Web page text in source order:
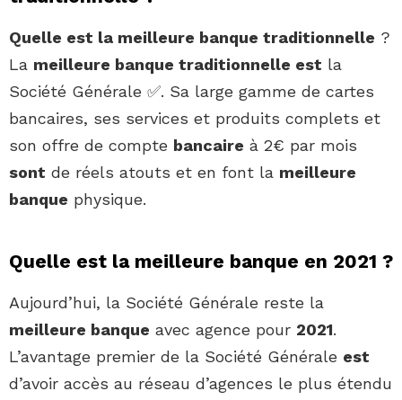
Quelle est la meilleure banque traditionnelle ?
La meilleure banque traditionnelle est la
Société Générale ✅. Sa large gamme de cartes
bancaires, ses services et produits complets et
son offre de compte bancaire à 2€ par mois
sont de réels atouts et en font la meilleure
banque physique.
Quelle est la meilleure banque en 2021 ?
Aujourd’hui, la Société Générale reste la
meilleure banque avec agence pour 2021.
L’avantage premier de la Société Générale est
d’avoir accès au réseau d’agences le plus étendu